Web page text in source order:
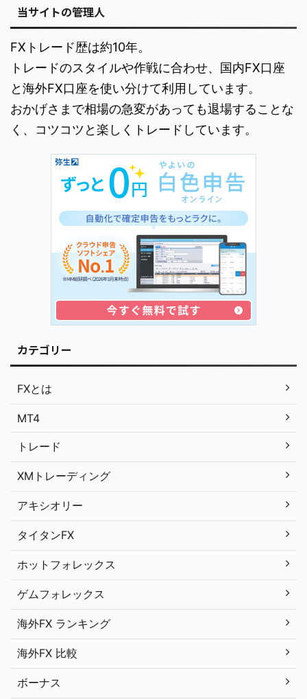
当サイトの管理人
FXトレード歴は約10年。
トレードのスタイルや作戦に合わせ、国内FX口座
と海外FX口座を使い分けて利用しています。
おかげさまで相場の急変があっても退場することな
く、コツコツと楽しくトレードしています。
カテゴリー
FXとは
MT4
トレード
XMトレーディング
アキシオリー
タイタンFX
ホットフォレックス
ゲムフォレックス
海外FX ランキング
海外FX 比較
ボーナス